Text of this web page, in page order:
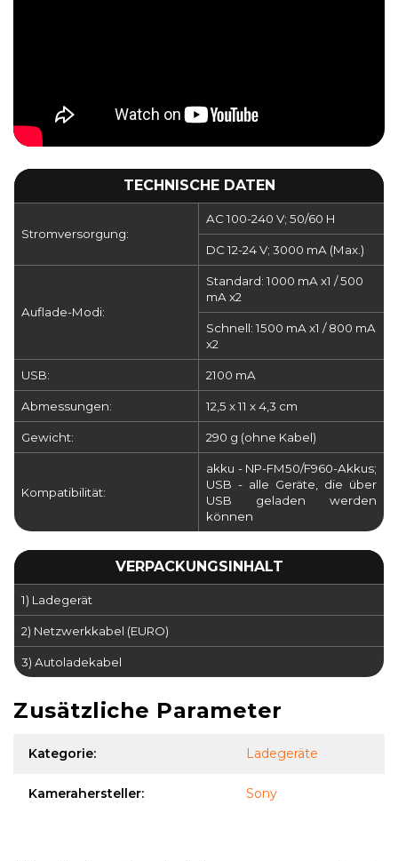
TECHNISCHE DATEN
Stromversorgung:
AC 100-240 V; 50/60 H
DC 12-24 V; 3000 mA (Max.)
Auflade-Modi:
Standard: 1000 mA x1 / 500
mA x2
Schnell: 1500 mA x1 / 800 mA
x2
USB: 2100 mA
Abmessungen: 12,5 x 11 x 4,3 cm
Gewicht: 290 g (ohne Kabel)
Kompatibilität:
akku - NP-FM50/F960-Akkus;
USB - alle Geräte, die über
USB geladen werden
können
VERPACKUNGSINHALT
1) Ladegerät
2) Netzwerkkabel (EURO)
3) Autoladekabel
Zusätzliche Parameter
Kategorie: Ladegeräte
Kamerahersteller: Sony